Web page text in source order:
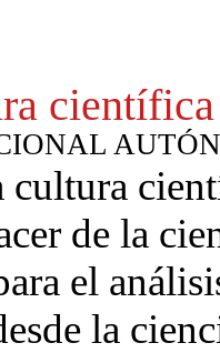
científica
cultura
de la
el
la